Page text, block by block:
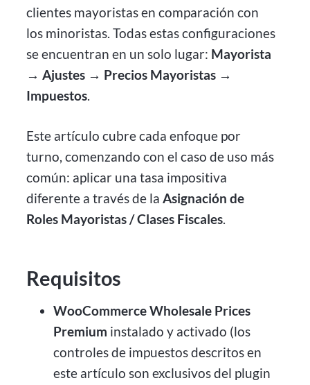
clientes mayoristas en comparación con
los minoristas. Todas estas configuraciones
se encuentran en un solo lugar: Mayorista
→ Ajustes → Precios Mayoristas →
Impuestos.
Este artículo cubre cada enfoque por
turno, comenzando con el caso de uso más
común: aplicar una tasa impositiva
diferente a través de laAsignación de
Roles Mayoristas / Clases Fiscales.
Requisitos
WooCommerce Wholesale Prices
Premium instalado y activado (los
controles de impuestos descritos en
este artículo son exclusivos del plugin